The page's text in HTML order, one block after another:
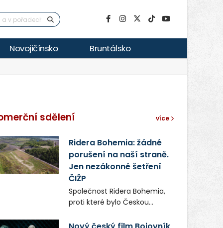
Novojičínsko Bruntálsko
sdělení více
Ridera Bohemia: žádné
porušení na naší straně.
Jen nezákonné šetření
ČIŽP
Společnost Ridera Bohemia,
proti které bylo Českou
(ČIŽP) čtyři roky vedeno